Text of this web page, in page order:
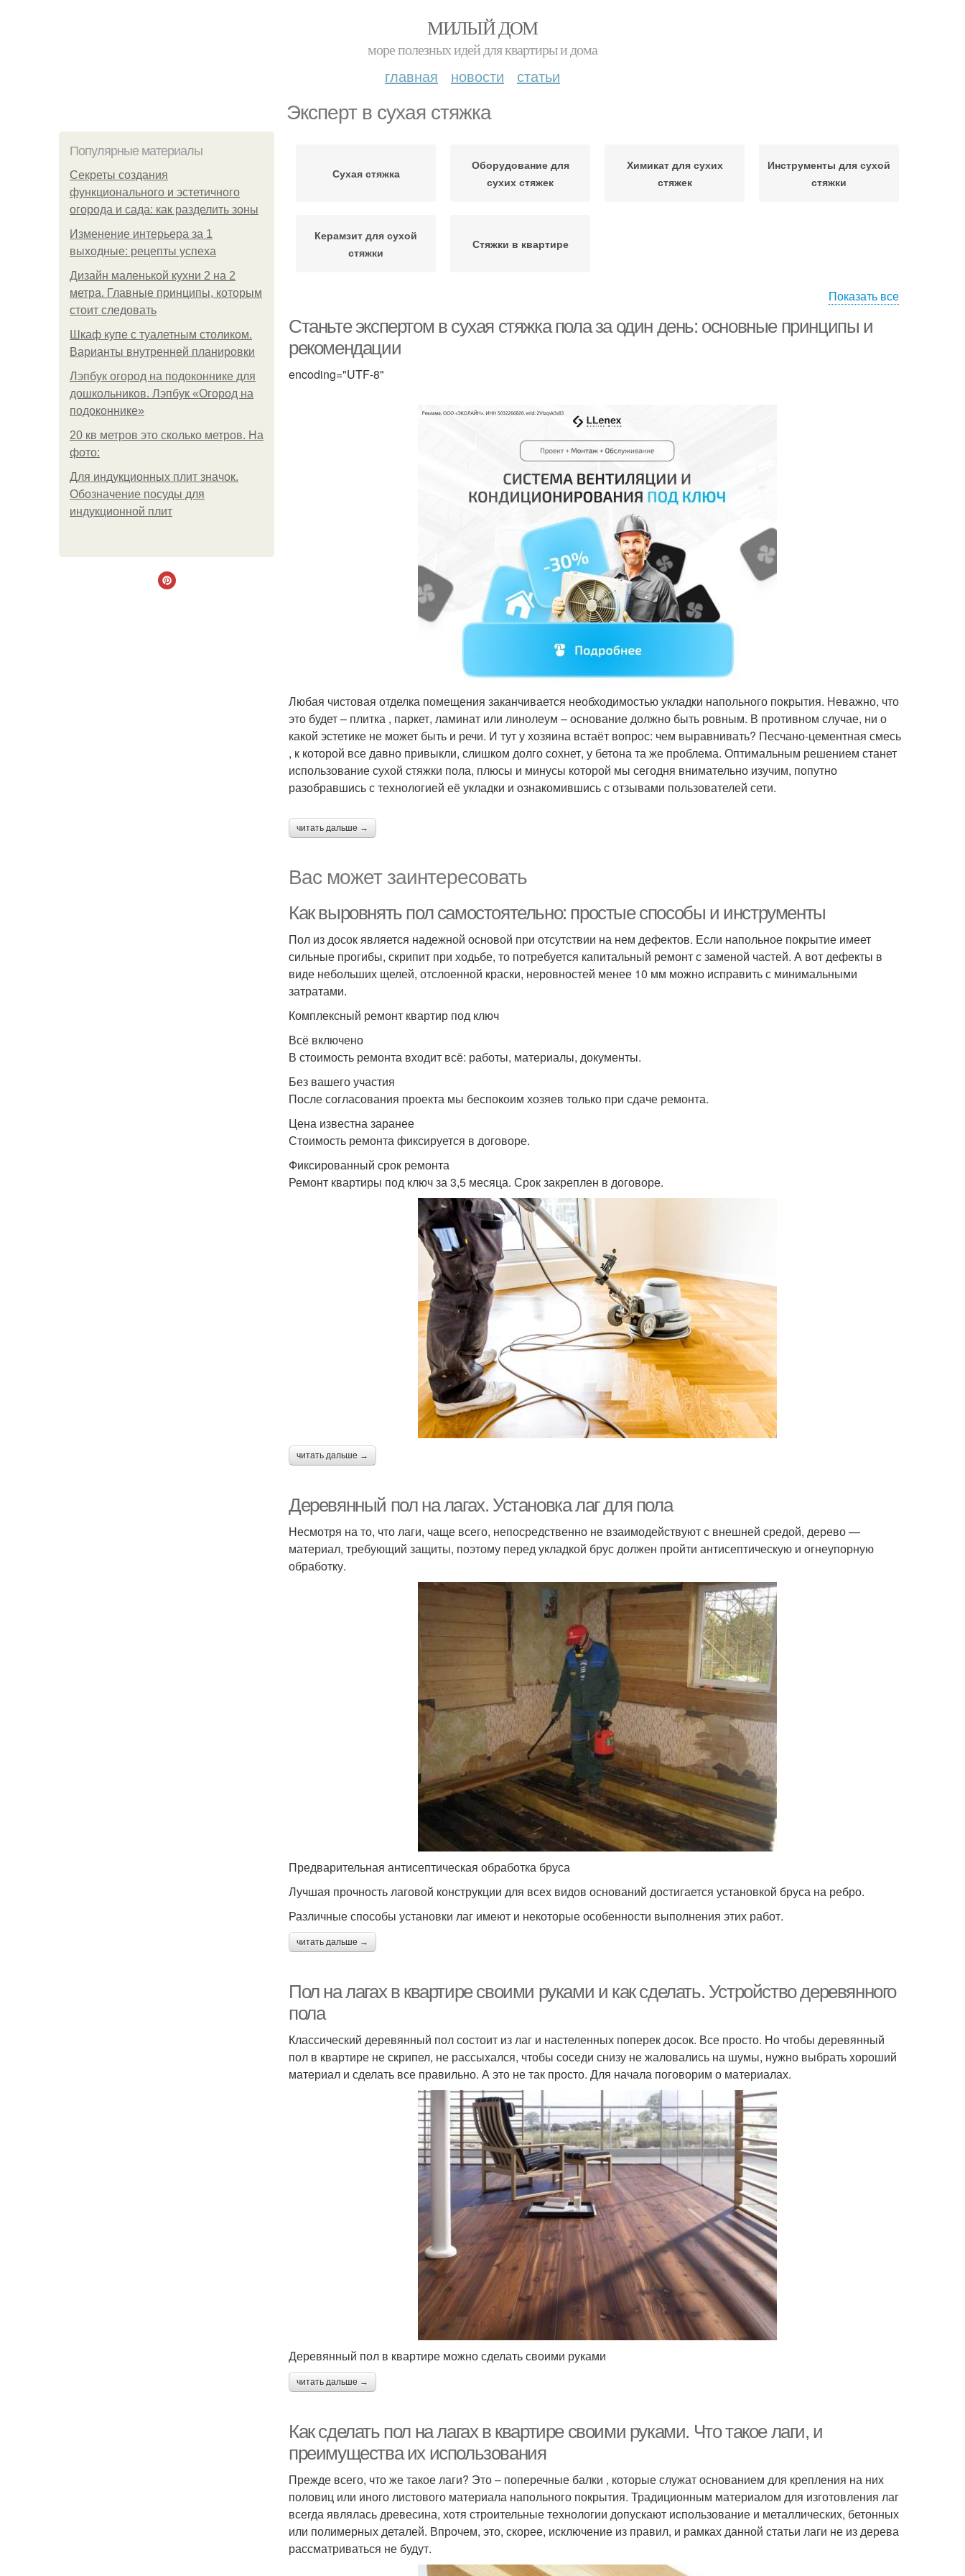
МИЛЫЙ ДОМ
море полезных идей для квартиры и дома
главная новости статьи
Эксперт в сухая стяжка
Популярные материалы
Секреты создания
функционального и эстетичного
огорода и сада: как разделить зоны
Изменение интерьера за 1
выходные: рецепты успеха
Дизайн маленькой кухни 2 на 2
метра. Главные принципы, которым
стоит следовать
Шкаф купе с туалетным столиком.
Варианты внутренней планировки
Лэпбук огород на подоконнике для
дошкольников. Лэпбук «Огород на
подоконнике»
20 кв метров это сколько метров. На
фото:
Для индукционных плит значок.
Обозначение посуды для
индукционной плит
Сухая стяжка
Оборудование для
сухих стяжек
Химикат для сухих
стяжек
Инструменты для сухой
стяжки
Керамзит для сухой
стяжки
Стяжки в квартире
Показать все
Станьте экспертом в сухая стяжка пола за один день: основные принципы и
рекомендации
encoding="UTF-8"
Любая чистовая отделка помещения заканчивается необходимостью укладки напольного покрытия. Неважно, что
это будет – плитка , паркет, ламинат или линолеум – основание должно быть ровным. В противном случае, ни о
какой эстетике не может быть и речи. И тут у хозяина встаёт вопрос: чем выравнивать? Песчано-цементная смесь
, к которой все давно привыкли, слишком долго сохнет, у бетона та же проблема. Оптимальным решением станет
использование сухой стяжки пола, плюсы и минусы которой мы сегодня внимательно изучим, попутно
разобравшись с технологией её укладки и ознакомившись с отзывами пользователей сети.
читать дальше →
Вас может заинтересовать
Как выровнять пол самостоятельно: простые способы и инструменты
Пол из досок является надежной основой при отсутствии на нем дефектов. Если напольное покрытие имеет
сильные прогибы, скрипит при ходьбе, то потребуется капитальный ремонт с заменой частей. А вот дефекты в
виде небольших щелей, отслоенной краски, неровностей менее 10 мм можно исправить с минимальными
затратами.
Комплексный ремонт квартир под ключ
Всё включено
В стоимость ремонта входит всё: работы, материалы, документы.
Без вашего участия
После согласования проекта мы беспокоим хозяев только при сдаче ремонта.
Цена известна заранее
Стоимость ремонта фиксируется в договоре.
Фиксированный срок ремонта
Ремонт квартиры под ключ за 3,5 месяца. Срок закреплен в договоре.
читать дальше →
Деревянный пол на лагах. Установка лаг для пола
Несмотря на то, что лаги, чаще всего, непосредственно не взаимодействуют с внешней средой, дерево —
материал, требующий защиты, поэтому перед укладкой брус должен пройти антисептическую и огнеупорную
обработку.
Предварительная антисептическая обработка бруса
Лучшая прочность лаговой конструкции для всех видов оснований достигается установкой бруса на ребро.
Различные способы установки лаг имеют и некоторые особенности выполнения этих работ.
читать дальше →
Пол на лагах в квартире своими руками и как сделать. Устройство деревянного
пола
Классический деревянный пол состоит из лаг и настеленных поперек досок. Все просто. Но чтобы деревянный
пол в квартире не скрипел, не рассыхался, чтобы соседи снизу не жаловались на шумы, нужно выбрать хороший
материал и сделать все правильно. А это не так просто. Для начала поговорим о материалах.
Деревянный пол в квартире можно сделать своими руками
читать дальше →
Как сделать пол на лагах в квартире своими руками. Что такое лаги, и
преимущества их использования
Прежде всего, что же такое лаги? Это – поперечные балки , которые служат основанием для крепления на них
половиц или иного листового материала напольного покрытия. Традиционным материалом для изготовления лаг
всегда являлась древесина, хотя строительные технологии допускают использование и металлических, бетонных
или полимерных деталей. Впрочем, это, скорее, исключение из правил, и рамках данной статьи лаги не из дерева
рассматриваться не будут.